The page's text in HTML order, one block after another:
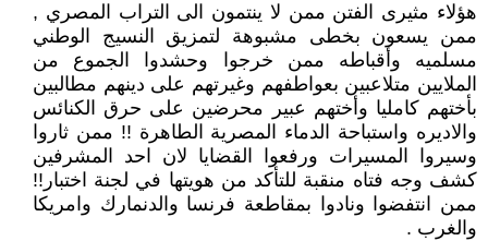
هؤلاء مثيرى الفتن ممن لا ينتمون الى التراب المصري ,
ممن يسعون بخطى مشبوهة لتمزيق النسيج الوطني
مسلميه وأقباطه ممن خرجوا وحشدوا الجموع من
الملايين متلاعبين بعواطفهم وغيرتهم على دينهم مطالبين
بأختهم كامليا وأختهم عبير محرضين على حرق الكنائس
والاديره واستباحة الدماء المصرية الطاهرة !! ممن ثاروا
وسيروا المسيرات ورفعوا القضايا لان احد المشرفين
كشف وجه فتاه منقبة للتأكد من هويتها في لجنة اختبار!!
ممن انتفضوا ونادوا بمقاطعة فرنسا والدنمارك وامريكا
والغرب .